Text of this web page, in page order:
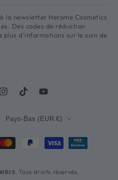
la newsletter Herome Cosmetics
Des codes de réduction
plus d'informations sur le soin de
InstagramRobinetYoutube
. Tous droits réservés.
Pays-Bas (EUR €)